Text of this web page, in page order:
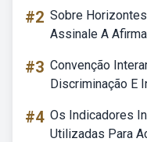
#2 Sobre
Assinale A
#3 Convenção
Discriminação E
#4 Os Indicadores
Utilizadas Para